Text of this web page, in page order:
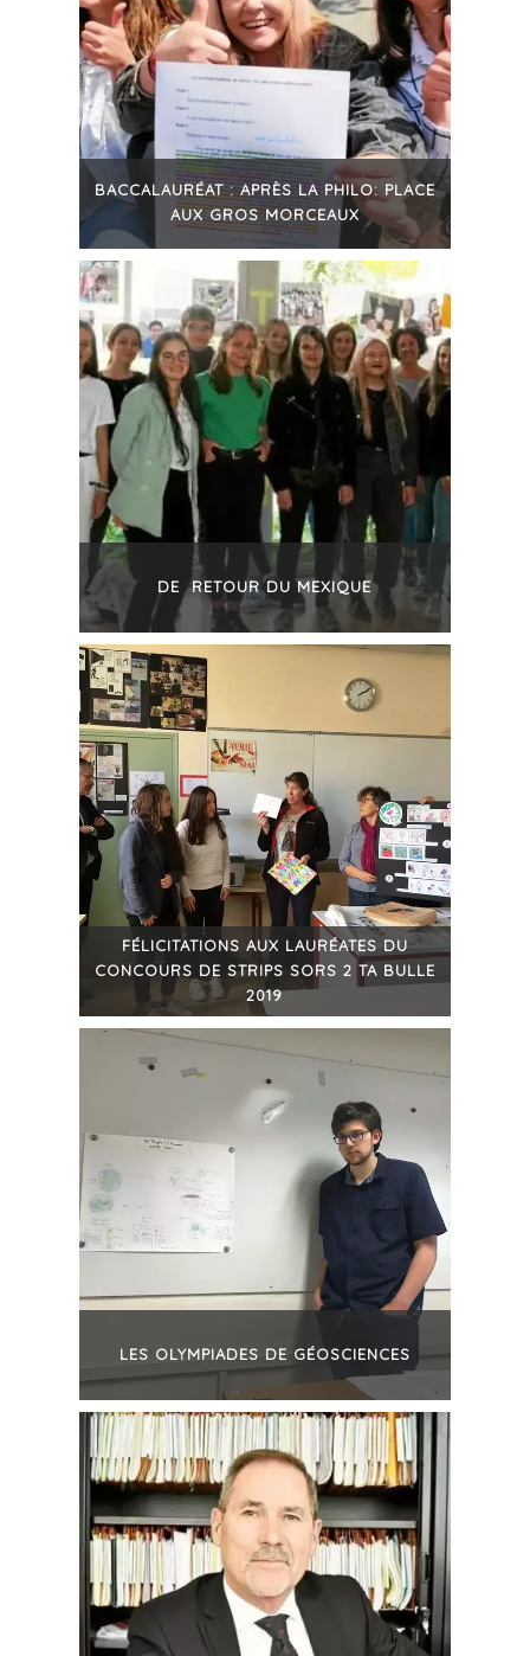
BACCALAURÉAT : APRÈS LA PHILO: PLACE
AUX GROS MORCEAUX
+
DE RETOUR DU MEXIQUE
+
FÉLICITATIONS AUX LAURÉATES DU
CONCOURS DE STRIPS SORS 2 TA BULLE
2019
+
LES OLYMPIADES DE GÉOSCIENCES
+